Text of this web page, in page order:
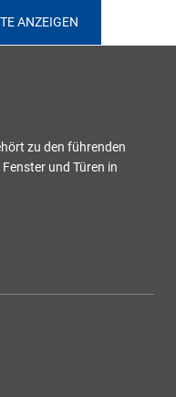
ANZEIGEN
zu den führenden
und Türen in